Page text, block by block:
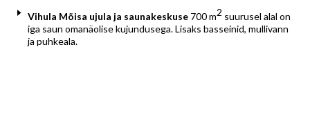
Vihula Mõisa ujula ja saunakeskuse 700 m2 suurusel alal on
iga saun omanäolise kujundusega. Lisaks basseinid, mullivann
ja puhkeala.